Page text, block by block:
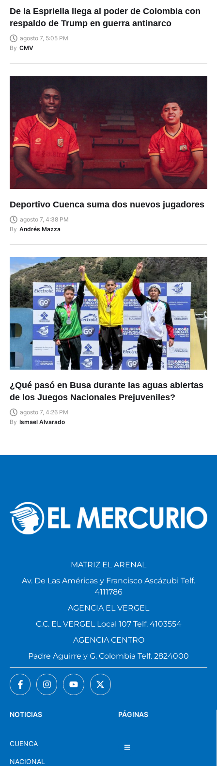
De la Espriella llega al poder de Colombia con
respaldo de Trump en guerra antinarco
agosto 7, 5:05 PM
By CMV
Deportivo Cuenca suma dos nuevos jugadores
agosto 7, 4:38 PM
By Andrés Mazza
¿Qué pasó en Busa durante las aguas abiertas
de los Juegos Nacionales Prejuveniles?
agosto 7, 4:26 PM
By Ismael Alvarado
PÁGINAS
NOTICIAS
CUENCA
NACIONAL
MATRIZ EL ARENAL
Av. De Las Américas y Francisco Ascázubi Telf.
4111786
AGENCIA EL VERGEL
C.C. EL VERGEL Local 107 Telf. 4103554
AGENCIA CENTRO
Padre Aguirre y G. Colombia Telf. 2824000